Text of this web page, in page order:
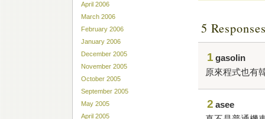
5
1 gasolin
原來程式也有
2 asee
April 2006
March 2006
February 2006
January 2006
December 2005
November 2005
October 2005
September 2005
May 2005
April 2005